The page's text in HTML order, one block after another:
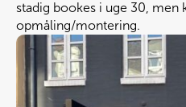
stadig bookes i uge 30, men
opmåling/montering.